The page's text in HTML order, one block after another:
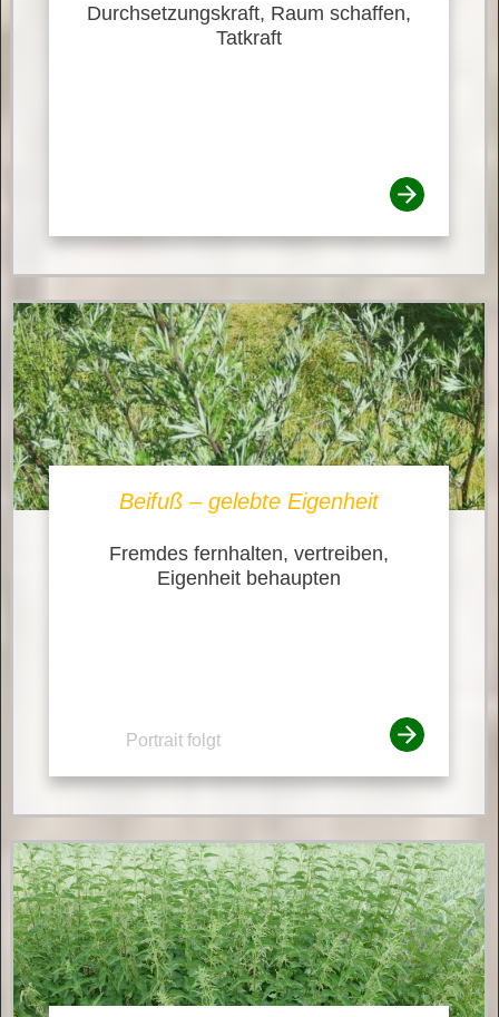
Durchsetzungskraft, Raum schaffen,
Tatkraft
Beifuß – gelebte Eigenheit
Fremdes fernhalten, vertreiben,
Eigenheit behaupten
Portrait folgt